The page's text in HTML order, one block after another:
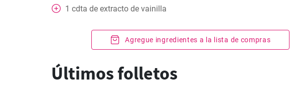
1 cdta de extracto de vainilla
Agregue ingredientes a la lista de compras
Últimos folletos